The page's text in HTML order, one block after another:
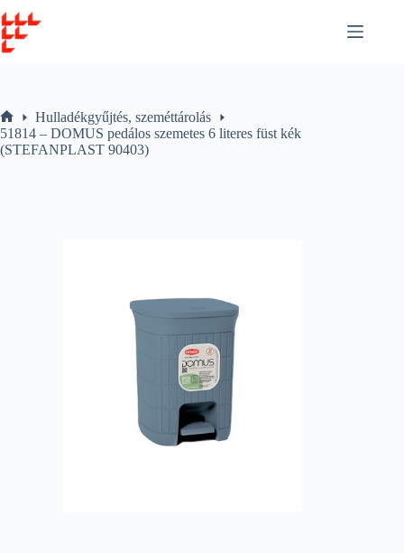
to
content
Home
Hulladékgyűjtés, szeméttárolás
51814 – DOMUS pedálos szemetes 6 literes füst kék
(STEFANPLAST 90403)